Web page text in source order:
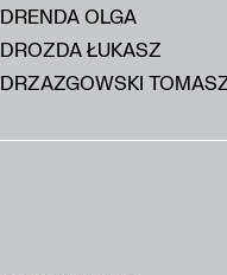
DRENDA OLGA
DROZDA ŁUKASZ
DRZAZGOWSKI